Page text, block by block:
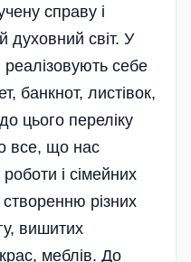
справу і
духовний світ. У
себе
банкнот, листівок,
цього переліку
все, що нас
і сімейних
різних
вишитих
меблів. До